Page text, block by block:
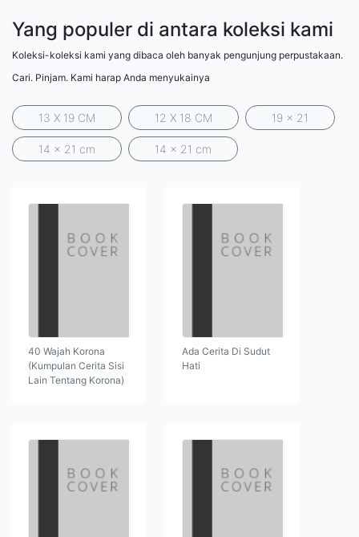
Yang populer di antara koleksi kami
Koleksi-koleksi kami yang dibaca oleh banyak pengunjung perpustakaan.
Cari. Pinjam. Kami harap Anda menyukainya
13 X 19 CM 12 X 18 CM 19 x 21
14 x 21 cm 14 x 21 cm
40 Wajah Korona
(Kumpulan Cerita Sisi
Lain Tentang Korona)
Ada Cerita Di Sudut
Hati